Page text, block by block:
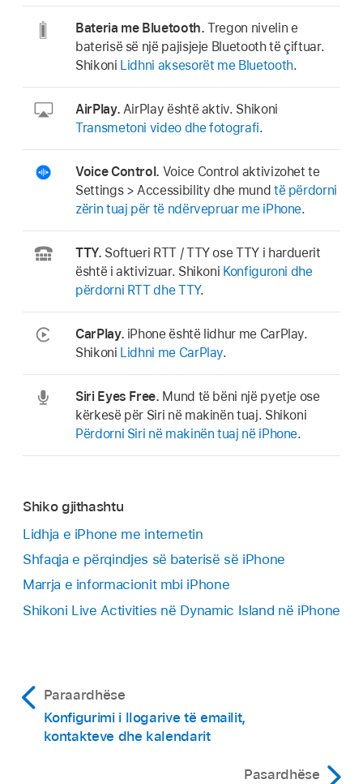
Bateria me Bluetooth. Tregon nivelin e
baterisë së një pajisjeje Bluetooth të çiftuar.
Shikoni Lidhni aksesorët me Bluetooth.
AirPlay. AirPlay është aktiv. Shikoni
Transmetoni video dhe fotografi.
Voice Control. Voice Control aktivizohet te
Settings > Accessibility dhe mund të përdorni
zërin tuaj për të ndërvepruar me iPhone.
TTY. Softueri RTT / TTY ose TTY i harduerit
është i aktivizuar. Shikoni Konfiguroni dhe
përdorni RTT dhe TTY.
CarPlay. iPhone është lidhur me CarPlay.
Shikoni Lidhni me CarPlay.
Siri Eyes Free. Mund të bëni një pyetje ose
kërkesë për Siri në makinën tuaj. Shikoni
Përdorni Siri në makinën tuaj në iPhone.
Shiko gjithashtu
Lidhja e iPhone me internetin
Shfaqja e përqindjes së baterisë së iPhone
Marrja e informacionit mbi iPhone
Shikoni Live Activities në Dynamic Island në iPhone
Paraardhëse
Konfigurimi i llogarive të emailit,
kontakteve dhe kalendarit
Pasardhëse